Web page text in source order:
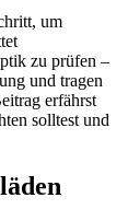
um
zu prüfen –
und tragen
erfährst
solltest und